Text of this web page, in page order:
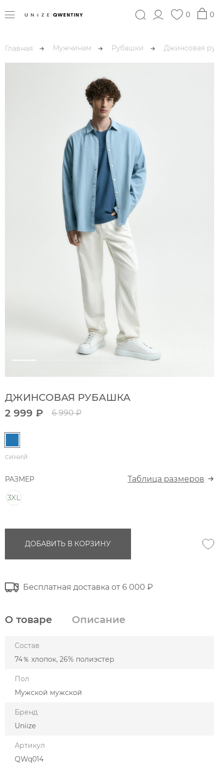
0 0
Главная Мужчинам Рубашки Джинсовая
ДЖИНСОВАЯ РУБАШКА
2 999 ₽
6 990 ₽
синий
РАЗМЕР
Таблица размеров
3XL
ДОБАВИТЬ В КОРЗИНУ
Бесплатная доставка от 6 000 ₽
О товаре Описание
Состав
74％ хлопок, 26% полиэстер
Пол
Мужской мужской
Бренд
Uniize
Артикул
QWq014